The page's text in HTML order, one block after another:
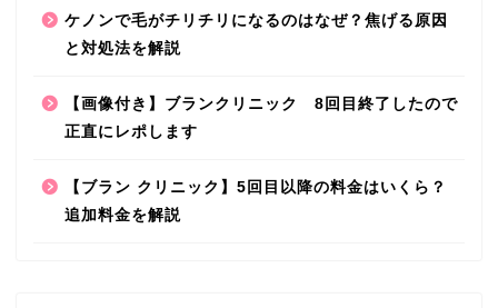
ケノンで毛がチリチリになるのはなぜ？焦げる原因
と対処法を解説
【画像付き】ブランクリニック 8回目終了したので
正直にレポします
【ブラン クリニック】5回目以降の料金はいくら？
追加料金を解説